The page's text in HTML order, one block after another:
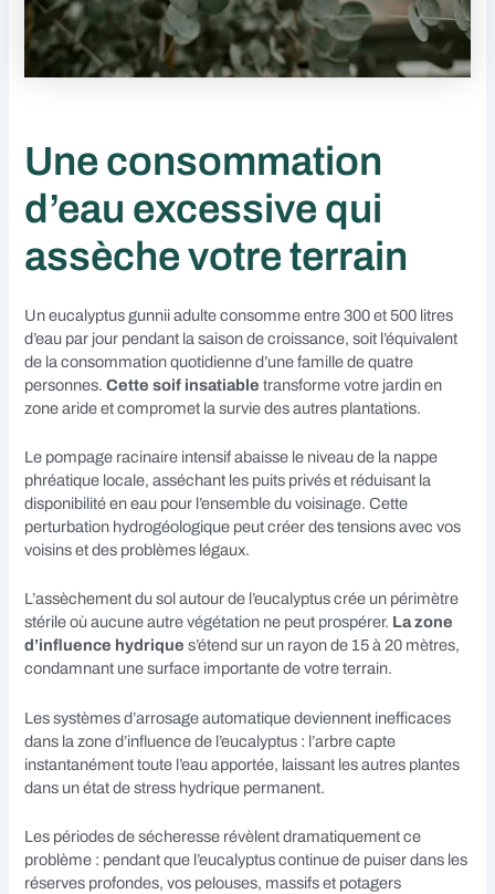
Une consommation
d’eau excessive qui
assèche votre terrain
Un eucalyptus gunnii adulte consomme entre 300 et 500 litres
d’eau par jour pendant la saison de croissance, soit l’équivalent
de la consommation quotidienne d’une famille de quatre
personnes.Cette soif insatiable transforme votre jardin en
zone aride et compromet la survie des autres plantations.
Le pompage racinaire intensif abaisse le niveau de la nappe
phréatique locale, asséchant les puits privés et réduisant la
disponibilité en eau pour l’ensemble du voisinage. Cette
perturbation hydrogéologique peut créer des tensions avec vos
voisins et des problèmes légaux.
L’assèchement du sol autour de l’eucalyptus crée un périmètre
stérile où aucune autre végétation ne peut prospérer. La zone
d’influence hydrique s’étend sur un rayon de 15 à 20 mètres,
condamnant une surface importante de votre terrain.
Les systèmes d’arrosage automatique deviennent inefficaces
dans la zone d’influence de l’eucalyptus : l’arbre capte
instantanément toute l’eau apportée, laissant les autres plantes
dans un état de stress hydrique permanent.
Les périodes de sécheresse révèlent dramatiquement ce
problème : pendant que l’eucalyptus continue de puiser dans les
réserves profondes, vos pelouses, massifs et potagers